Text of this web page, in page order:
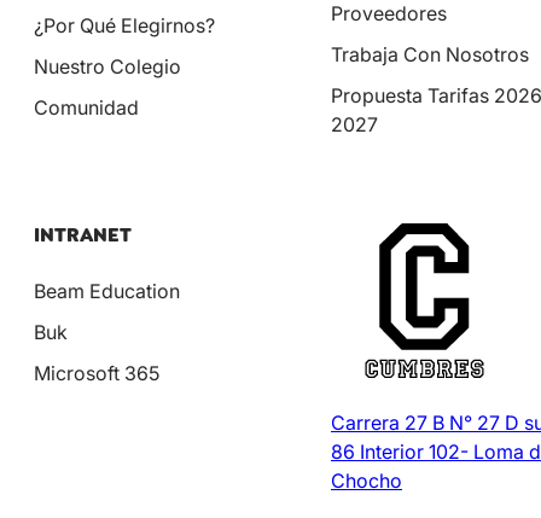
¿Por Qué Elegirnos?
Nuestro Colegio
Comunidad
Proveedores
Trabaja Con Nosotros
Propuesta Tarifas
2027
INTRANET
Beam Education
Buk
Microsoft 365
Carrera 27 B N° 27 D
86 Interior 102- Loma
Chocho